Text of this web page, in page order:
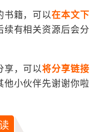
书籍，可以在本文下
续有相关资源后会分
享，可以将分享链接
他小伙伴先谢谢你啦